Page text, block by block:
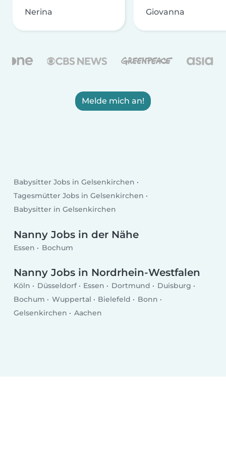
Nerina Giovanna
Melde mich an!
Babysitter Jobs in Gelsenkirchen
Tagesmütter Jobs in Gelsenkirchen
Babysitter in Gelsenkirchen
Nanny Jobs in der Nähe
Essen Bochum
Nanny Jobs in Nordrhein-Westfalen
Köln Düsseldorf Essen Dortmund
Duisburg
Bochum
Wuppertal Bielefeld
Bonn
Gelsenkirchen
Aachen